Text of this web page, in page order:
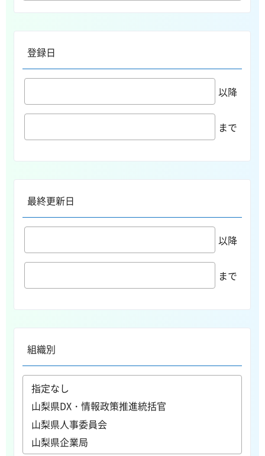
登録日
以降
まで
最終更新日
以降
まで
組織別